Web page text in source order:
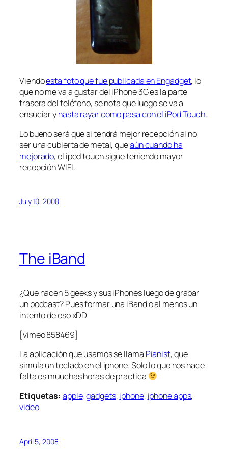
Viendoesta foto que fue publicada en Engadget, lo
que no me va a gustar del iPhone 3G es la parte
trasera del teléfono, se nota que luego se va a
ensuciar yhasta rayar como pasa con el iPod Touch.
Lo bueno será que si tendrá mejor recepción al no
ser una cubierta de metal, queaún cuando ha
mejorado, el ipod touch sigue teniendo mayor
recepción WIFI.
July 10, 2008
The iBand
¿Que hacen 5 geeks y sus iPhones luego de grabar
un podcast? Pues formar una iBand o al menos un
intento de eso xDD
[vimeo 858469]
La aplicación que usamos se llama Pianist, que
simula un teclado en el iphone. Solo lo que nos hace
falta esmuuchashoras de practica
Etiquetas: apple,gadgets,iphone, iphone apps,
video
April 5, 2008